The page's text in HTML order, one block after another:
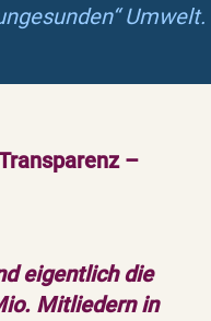
Umwelt.
–
eigentlich die
Mitliedern in